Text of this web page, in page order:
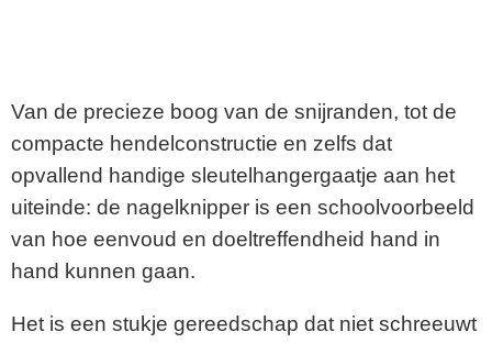
Van de precieze boog van de snijranden, tot de
compacte hendelconstructie en zelfs dat
opvallend handige sleutelhangergaatje aan het
uiteinde: de nagelknipper is een schoolvoorbeeld
van hoe eenvoud en doeltreffendheid hand in
hand kunnen gaan.
Het is een stukje gereedschap dat niet schreeuwt